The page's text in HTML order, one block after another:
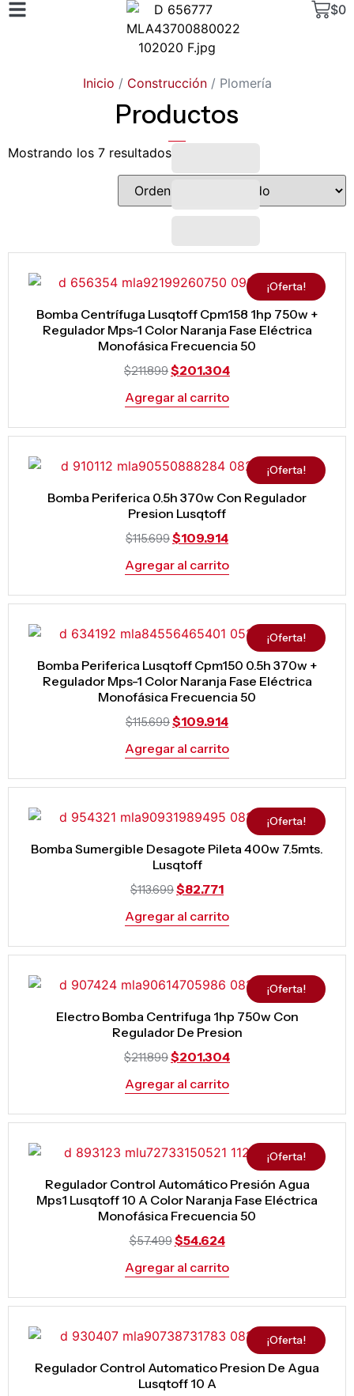
$0
Inicio / Construcción/ Plomería
Productos
Mostrando los 7 resultados
¡Oferta!
Bomba Centrífuga Lusqtoff Cpm158 1hp 750w +
Regulador Mps-1 Color Naranja Fase Eléctrica
Monofásica Frecuencia 50
$211.899$201.304
Agregar al carrito
¡Oferta!
Bomba Periferica 0.5h 370w Con Regulador
Presion Lusqtoff
$115.699$109.914
Agregar al carrito
¡Oferta!
Bomba Periferica Lusqtoff Cpm150 0.5h 370w +
Regulador Mps-1 Color Naranja Fase Eléctrica
Monofásica Frecuencia 50
$115.699$109.914
Agregar al carrito
¡Oferta!
Bomba Sumergible Desagote Pileta 400w 7.5mts.
Lusqtoff
$113.699$82.771
Agregar al carrito
¡Oferta!
Electro Bomba Centrifuga 1hp 750w Con
Regulador De Presion
$211.899$201.304
Agregar al carrito
¡Oferta!
Regulador Control Automático Presión Agua
Mps1 Lusqtoff 10 A Color Naranja Fase Eléctrica
Monofásica Frecuencia 50
$57.499$54.624
Agregar al carrito
¡Oferta!
Regulador Control Automatico Presion De Agua
Lusqtoff 10 A